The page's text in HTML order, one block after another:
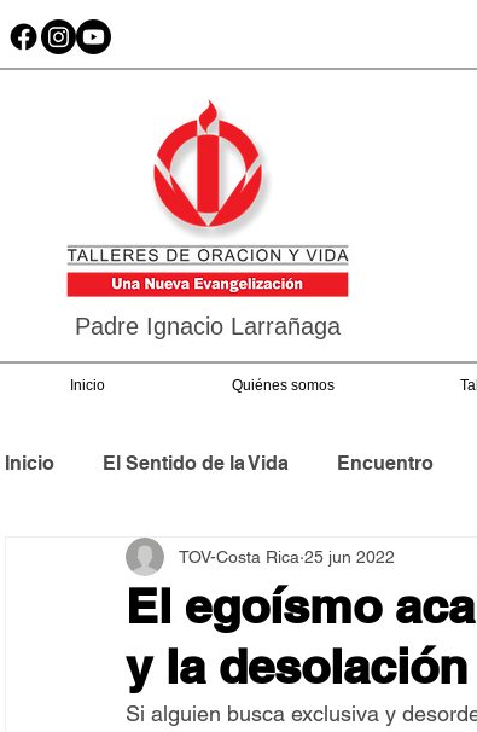
Padre Ignacio Larrañaga
Inicio Quiénes somos
Inicio El Sentido de la Vida Encuentro
Asamblea Internacional 2018 Asamblea
Estilo y Vida de los Guías Jornadas
El egoísmo
y la desolación
TOV-Costa Rica 25 jun 2022
Si alguien busca exclusiva y